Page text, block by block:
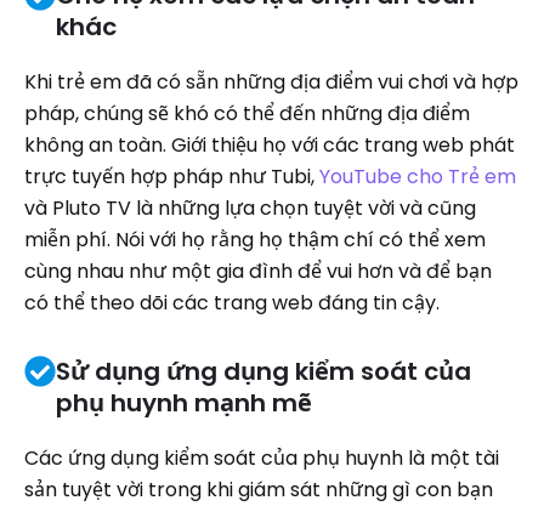
khác
Khi trẻ em đã có sẵn những địa điểm vui chơi và hợp
pháp, chúng sẽ khó có thể đến những địa điểm
không an toàn. Giới thiệu họ với các trang web phát
trực tuyến hợp pháp như Tubi,YouTube cho Trẻ em
và Pluto TV là những lựa chọn tuyệt vời và cũng
miễn phí. Nói với họ rằng họ thậm chí có thể xem
cùng nhau như một gia đình để vui hơn và để bạn
có thể theo dõi các trang web đáng tin cậy.
Sử dụng ứng dụng kiểm soát của
phụ huynh mạnh mẽ
Các ứng dụng kiểm soát của phụ huynh là một tài
sản tuyệt vời trong khi giám sát những gì con bạn